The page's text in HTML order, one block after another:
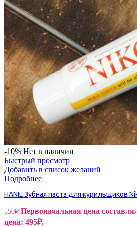
-10% Нет в наличии
Быстрый просмотр
Добавить в список желаний
Подробнее
HANIL Зубная паста для курильщиков
550₽ Первоначальная цена
цена: 495₽.